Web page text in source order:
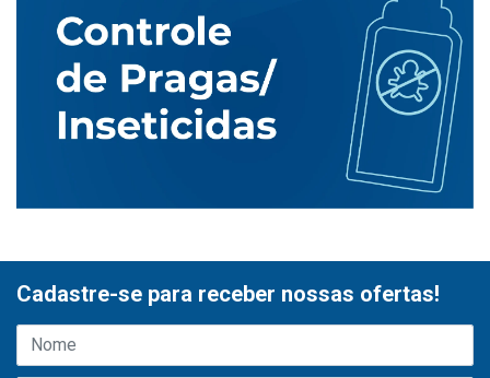
Cadastre-se para receber nossas ofertas!